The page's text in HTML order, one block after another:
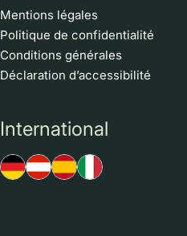
Mentions légales
Politique de confidentialité
Conditions générales
Déclaration d’accessibilité
International